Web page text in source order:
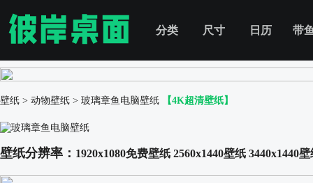
分类 尺寸 日历 带
壁纸 > 动物壁纸 > 玻璃章鱼电脑壁纸 【4K超清壁纸】
壁纸分辨率： 1920x1080免费壁纸 2560x1440壁纸 3440x1440壁